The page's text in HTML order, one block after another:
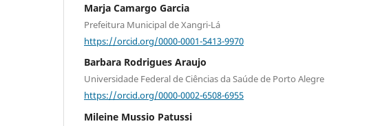
Marja Camargo Garcia
Prefeitura Municipal de Xangri-Lá
https://orcid.org/0000-0001-5413-9970
Barbara Rodrigues Araujo
Universidade Federal de Ciências da Saúde de Porto Alegre
https://orcid.org/0000-0002-6508-6955
Mileine Mussio Patussi